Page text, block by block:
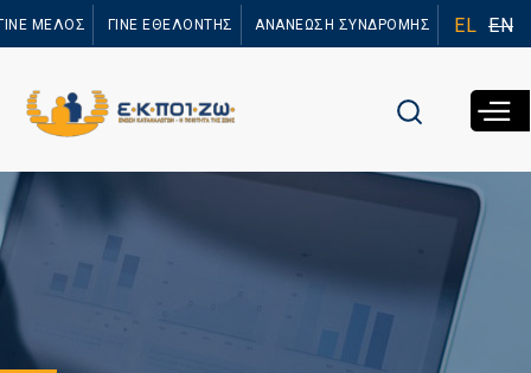
προς το
ΜΕΛΟΣ ΓΙΝΕ ΕΘΕΛΟΝΤΗΣ ΑΝΑΝΕΩΣΗ ΣΥΝΔΡΟΜΗΣ EL EN